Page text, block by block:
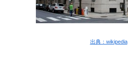
出典：wikipedia